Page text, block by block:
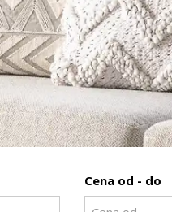
Cena od - do